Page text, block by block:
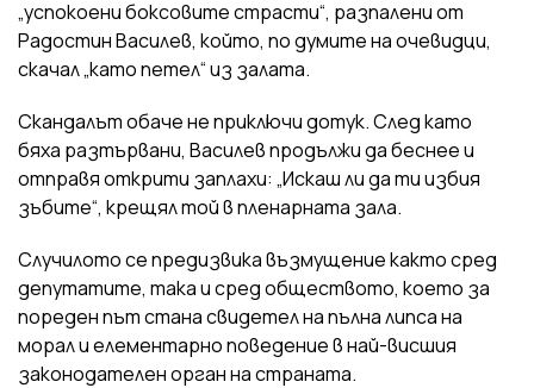
„успокоени боксовите страсти“, разпалени от
Радостин Василев, който, по думите на очевидци,
скачал „като петел“ из залата.
Скандалът обаче не приключи дотук. След като
бяха разтървани, Василев продължи да беснее и
отправя открити заплахи: „Искаш ли да ти избия
зъбите“, крещял той в пленарната зала.
Случилото се предизвика възмущение както сред
депутатите, така и сред обществото, което за
пореден път стана свидетел на пълна липса на
морал и елементарно поведение в най-висшия
законодателен орган на страната.